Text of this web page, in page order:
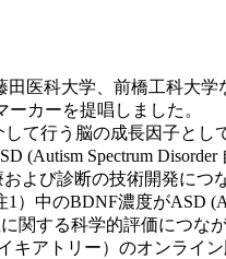
医科大学、前橋工科大
カーを提唱しました。
て行う脳の成長因子とし
(Autism Spectrum
よび診断の技術開発に
中のBDNF濃度がASD
する科学的評価につな
アトリー）のオンライ